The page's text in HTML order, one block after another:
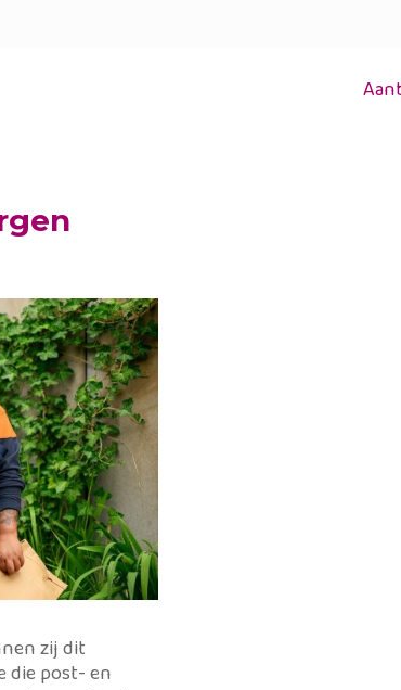
opvoeding
zij dit
die post- en